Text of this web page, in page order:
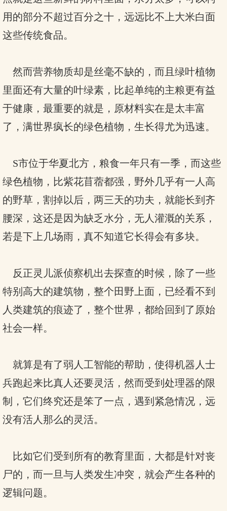
用的部分不超过百分之十，远远比不上大米白面
这些传统食品。
然而营养物质却是丝毫不缺的，而且绿叶植物
里面还有大量的叶绿素，比起单纯的主粮更有益
于健康，最重要的就是，原材料实在是太丰富
了，满世界疯长的绿色植物，生长得尤为迅速。
S市位于华夏北方，粮食一年只有一季，而这些
绿色植物，比紫花苜蓿都强，野外几乎有一人高
的野草，割掉以后，两三天的功夫，就能长到齐
腰深，这还是因为缺乏水分，无人灌溉的关系，
若是下上几场雨，真不知道它长得会有多块。
反正灵儿派侦察机出去探查的时候，除了一些
特别高大的建筑物，整个田野上面，已经看不到
人类建筑的痕迹了，整个世界，都给回到了原始
社会一样。
就算是有了弱人工智能的帮助，使得机器人士
兵跑起来比真人还要灵活，然而受到处理器的限
制，它们终究还是笨了一点，遇到紧急情况，远
没有活人那么的灵活。
比如它们受到所有的教育里面，大都是针对丧
尸的，而一旦与人类发生冲突，就会产生各种的
逻辑问题。